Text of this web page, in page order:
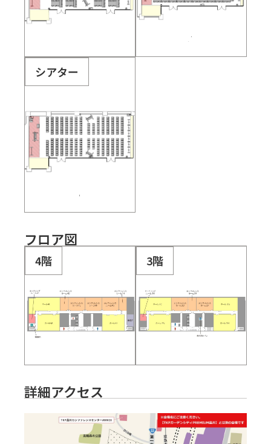
シアター
フロア図
4階 3階
詳細アクセス